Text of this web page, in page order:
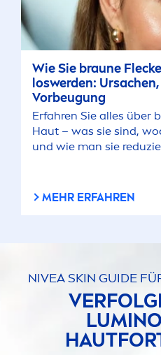
Wie Sie braune
loswerden:
Vorbeugung
Erfahren Sie alles über
Haut – was sie sind,
und wie man sie
MEHR ERFAHREN
NIVEA SKIN GUIDE